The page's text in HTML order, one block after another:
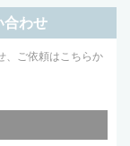
合わせ
、ご依頼はこちらか